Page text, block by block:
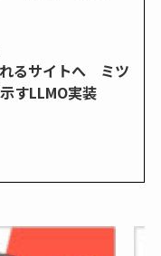
るサイトへ ミツ
すLLMO実装